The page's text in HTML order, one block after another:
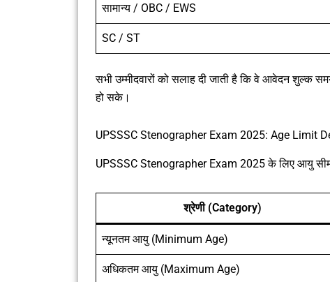
सामान्य / OBC / EWS
SC / ST
सभी उम्मीदवारों को सलाह दी जाती है कि वे आवेदन शुल्क
हो सके।
UPSSSC Stenographer Exam 2025: Age Limit
UPSSSC Stenographer Exam 2025 के लिए आयु
श्रेणी (Category)
न्यूनतम आयु (Minimum Age)
अधिकतम आयु (Maximum Age)